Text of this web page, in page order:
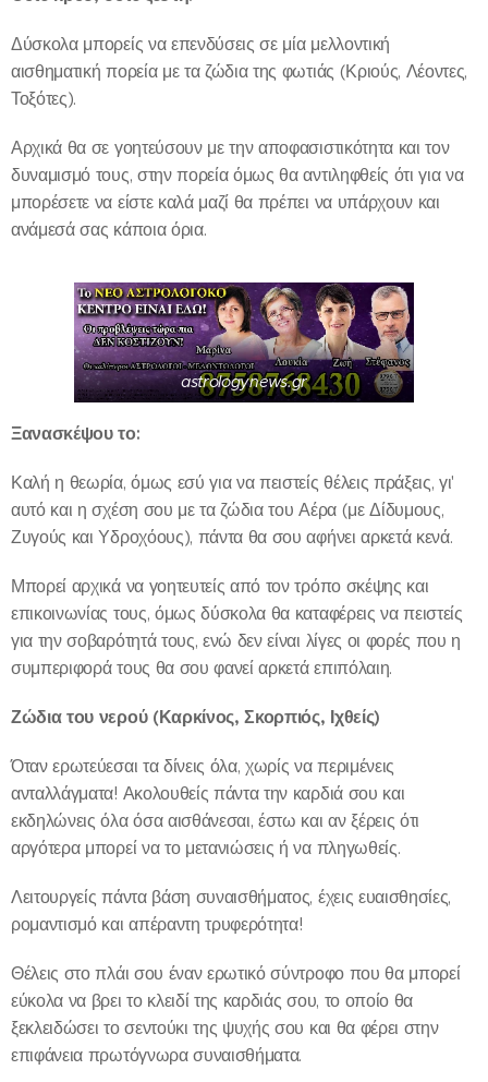
Δύσκολα μπορείς να επενδύσεις σε μία μελλοντική
αισθηματική πορεία με τα ζώδια της φωτιάς (Κριούς, Λέοντες,
Τοξότες).
Αρχικά θα σε γοητεύσουν με την αποφασιστικότητα και τον
δυναμισμό τους, στην πορεία όμως θα αντιληφθείς ότι για να
μπορέσετε να είστε καλά μαζί θα πρέπει να υπάρχουν και
ανάμεσά σας κάποια όρια.
astrologynews.gr
Ξανασκέψου το:
Καλή η θεωρία, όμως εσύ για να πειστείς θέλεις πράξεις, γι'
αυτό και η σχέση σου με τα ζώδια του Αέρα (με Δίδυμους,
Ζυγούς και Υδροχόους), πάντα θα σου αφήνει αρκετά κενά.
Μπορεί αρχικά να γοητευτείς από τον τρόπο σκέψης και
επικοινωνίας τους, όμως δύσκολα θα καταφέρεις να πειστείς
για την σοβαρότητά τους, ενώ δεν είναι λίγες οι φορές που η
συμπεριφορά τους θα σου φανεί αρκετά επιπόλαιη.
Ζώδια του νερού (Καρκίνος, Σκορπιός, Ιχθείς)
Όταν ερωτεύεσαι τα δίνεις όλα, χωρίς να περιμένεις
ανταλλάγματα! Ακολουθείς πάντα την καρδιά σου και
εκδηλώνεις όλα όσα αισθάνεσαι, έστω και αν ξέρεις ότι
αργότερα μπορεί να το μετανιώσεις ή να πληγωθείς.
Λειτουργείς πάντα βάση συναισθήματος, έχεις ευαισθησίες,
ρομαντισμό και απέραντη τρυφερότητα!
Θέλεις στο πλάι σου έναν ερωτικό σύντροφο που θα μπορεί
εύκολα να βρει το κλειδί της καρδιάς σου, το οποίο θα
ξεκλειδώσει το σεντούκι της ψυχής σου και θα φέρει στην
επιφάνεια πρωτόγνωρα συναισθήματα.